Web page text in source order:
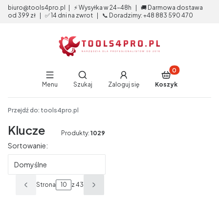
biuro@tools4pro.pl | ⚡ Wysyłka w 24-48h | 🚚 Darmowa dostawa
od 399 zł | ✅ 14 dni na zwrot | 📞 Doradzimy: +48 883 590 470
Menu
Otwórz wyszukiwarkę
Szukaj Zaloguj się
Produkty w
Koszyk
Przejdź do: tools4pro.pl
Klucze Produkty: 1029
Lista produktów
Sortowanie:
Domyślne
Poprzednie produkty
Strona z 43 Następne produkty